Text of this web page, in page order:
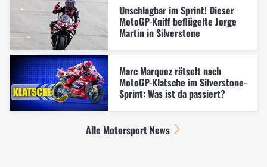
Unschlagbar im Sprint! Dieser
MotoGP-Kniff beflügelte Jorge
Martin in Silverstone
Marc Marquez rätselt nach
MotoGP-Klatsche im Silverstone-
Sprint: Was ist da passiert?
Alle Motorsport News